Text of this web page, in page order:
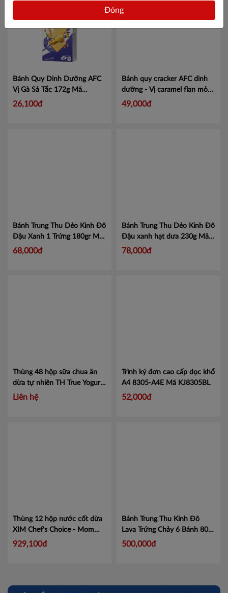
Phú Yên
Quảng Bình
Quảng Nam
Quảng Ngãi
BR- Vũng Tàu
Cà Mau
Đồng Tháp
Tiền Giang
Trà Vinh
Bánh Quy Dinh Dưỡng AFC
Vị Gà Sả Tắc 172g Mã
4312319
26,100đ
Bánh quy cracker AFC dinh
dưỡng - Vị caramel flan mỏng
giòn 261,6gr
49,000đ
Bánh Trung Thu Dẻo Kinh Đô
Đậu Xanh 1 Trứng 180gr Mã
93
68,000đ
Bánh Trung Thu Dẻo Kinh Đô
Đậu xanh hạt dưa 230g Mã
86
78,000đ
Thùng 48 hộp sữa chua ăn
dừa tự nhiên TH True Yogurt
100gMã 453000008
Liên hệ
Trình ký đơn cao cấp dọc khổ
A4 8305-A4E Mã KJ8305BL
52,000đ
Thùng 12 hộp nước cốt dừa
XIM Chef's Choice - Mom
Cooks 1L Mã 20100476
929,100đ
Bánh Trung Thu Kinh Đô
Lava Trứng Chảy 6 Bánh 80g
Mã LAVA6
500,000đ
Đóng